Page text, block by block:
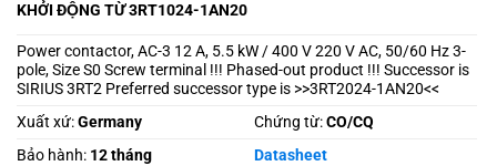
KHỞI ĐỘNG TỪ 3RT1024-1AN20
Power contactor, AC-3 12 A, 5.5 kW / 400 V 220 V AC, 50/60 Hz 3-
pole, Size S0 Screw terminal !!! Phased-out product !!! Successor is
SIRIUS 3RT2 Preferred successor type is >>3RT2024-1AN20<<
Xuất xứ:Germany Chứng từ:CO/CQ
Bảo hành: 12 tháng Datasheet